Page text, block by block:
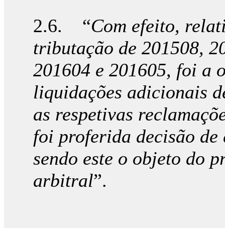
2.6. “Com efeito,
tributação de 201508,
201604 e 201605, foi a
liquidações adicionais
as respetivas
foi proferida decisão
sendo este o objeto do
arbitral”.